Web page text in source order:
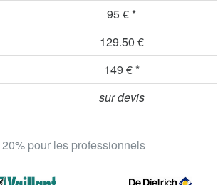
pour les professionnels
95 € *
129.50 €
149 € *
sur devis